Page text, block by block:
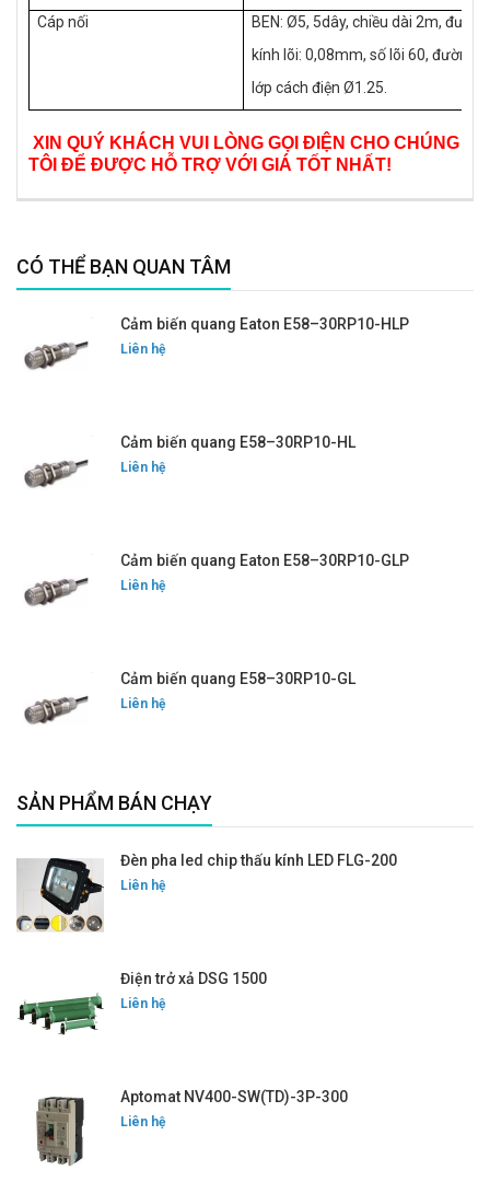
Cáp nối
BEN: Ø5, 5dây, chiều dài 2m, đường
kính lõi: 0,08mm, số lõi 60, đường
lớp cách điện Ø1.25.
XIN QUÝ KHÁCH VUI LÒNG GỌI ĐIỆN CHO CHÚNG
TÔI ĐỂ ĐƯỢC HỖ TRỢ VỚI GIÁ TỐT NHẤT!
CÓ THỂ BẠN QUAN TÂM
Cảm biến quang Eaton E58–30RP10-HLP
Liên hệ
Cảm biến quang E58–30RP10-HL
Liên hệ
Cảm biến quang Eaton E58–30RP10-GLP
Liên hệ
Cảm biến quang E58–30RP10-GL
Liên hệ
SẢN PHẨM BÁN CHẠY
Đèn pha led chip thấu kính LED FLG-200
Liên hệ
Điện trở xả DSG 1500
Liên hệ
Aptomat NV400-SW(TD)-3P-300
Liên hệ